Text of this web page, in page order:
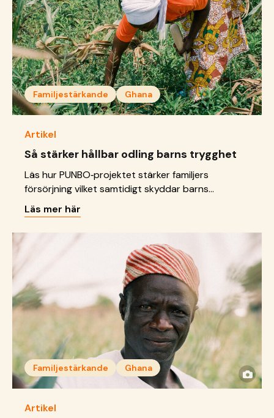
Familjestärkande Ghana
Artikel
Så stärker hållbar odling barns trygghet
Läs hur PUNBO‑projektet stärker familjers
försörjning vilket samtidigt skyddar barns
rättigheter.
Läs mer här
Familjestärkande Ghana
Artikel